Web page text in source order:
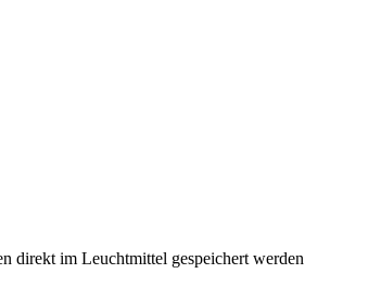
direkt im Leuchtmittel gespeichert werden